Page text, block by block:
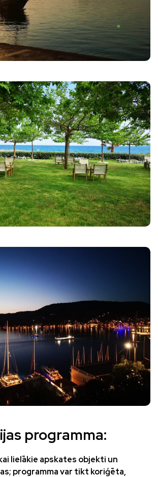
programma:
lielākie apskates objekti un
programma var tikt koriģēta,